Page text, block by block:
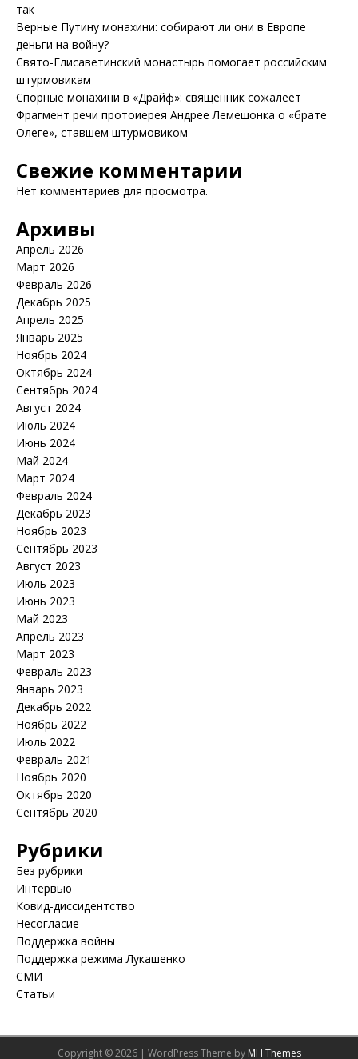
так
Верные Путину монахини: собирают ли они в Европе
деньги на войну?
Свято-Елисаветинский монастырь помогает российским
штурмовикам
Спорные монахини в «Драйф»: священник сожалеет
Фрагмент речи протоиерея Андрее Лемешонка о «брате
Олеге», ставшем штурмовиком
Свежие комментарии
Нет комментариев для просмотра.
Архивы
Апрель 2026
Март 2026
Февраль 2026
Декабрь 2025
Апрель 2025
Январь 2025
Ноябрь 2024
Октябрь 2024
Сентябрь 2024
Август 2024
Июль 2024
Июнь 2024
Май 2024
Март 2024
Февраль 2024
Декабрь 2023
Ноябрь 2023
Сентябрь 2023
Август 2023
Июль 2023
Июнь 2023
Май 2023
Апрель 2023
Март 2023
Февраль 2023
Январь 2023
Декабрь 2022
Ноябрь 2022
Июль 2022
Февраль 2021
Ноябрь 2020
Октябрь 2020
Сентябрь 2020
Рубрики
Без рубрики
Интервью
Ковид-диссидентство
Несогласие
Поддержка войны
Поддержка режима Лукашенко
СМИ
Статьи
Copyright © 2026 | WordPress Theme by MH Themes